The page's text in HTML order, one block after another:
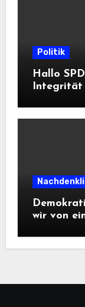
Politik
Hallo
Integrität
wir von